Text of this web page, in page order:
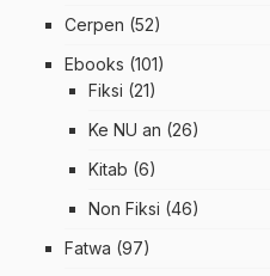
Cerpen (52)
Ebooks (101)
Fiksi (21)
Ke NU an (26)
Kitab (6)
Non Fiksi (46)
Fatwa (97)